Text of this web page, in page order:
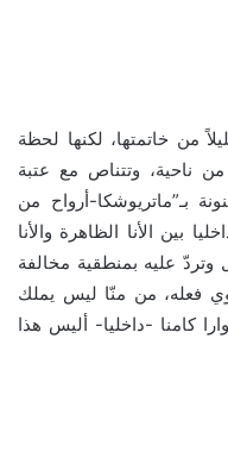
من خاتمتها، لكنها لحظة
ناحية، وتتناص مع عتبة
بـ”ماتريوشكا-أرواح من
بين الأنا الظاهرة والأنا
وتردّ عليه بمنطقية مخالفة
فعله، من منّا ليس يملك
كامنا -داخليا- أليس هذا